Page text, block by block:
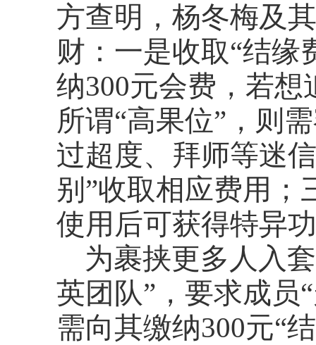
方查明，杨冬梅及
财：一是收取“结缘
纳300元会费，若想
所谓“高果位”，则
过超度、拜师等迷
别”收取相应费用；
使用后可获得特异
为裹挟更多人入
英团队”，要求成员
需向其缴纳300元“